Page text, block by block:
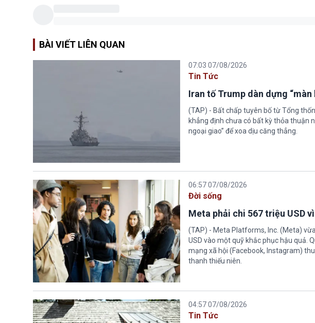
BÀI VIẾT LIÊN QUAN
07:03 07/08/2026
Tin Tức
Iran tố Trump dàn dựng
(TAP) - Bất chấp tuyên bố từ Tổng
khẳng định chưa có bất kỳ thỏa thuận
ngoại giao” để xoa dịu căng thẳng.
06:57 07/08/2026
Đời sống
Meta phải chi 567 triệu USD
(TAP) - Meta Platforms, Inc. (Meta)
USD vào một quỹ khắc phục hậu quả.
mạng xã hội (Facebook, Instagram)
thanh thiếu niên.
04:57 07/08/2026
Tin Tức